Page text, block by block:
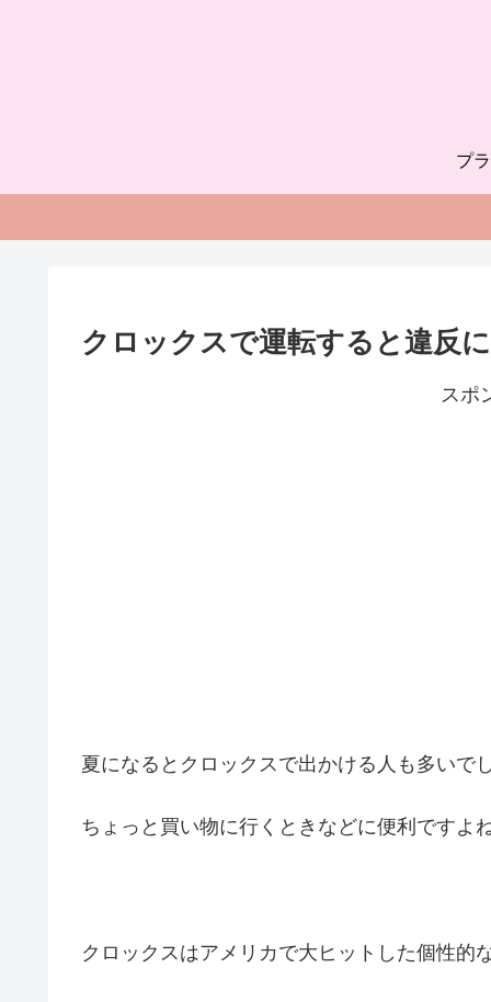
プ
クロックスで運転すると違反
スポ
夏になるとクロックスで出かける人も多いでし
ちょっと買い物に行くときなどに便利ですよね
クロックスはアメリカで大ヒットした個性的